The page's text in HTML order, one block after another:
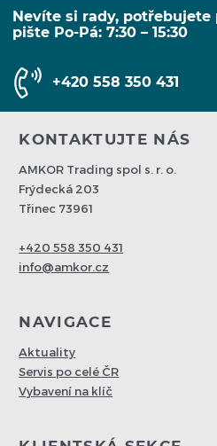
Nevíte si rady, potřebujete
pište Po-Pá: 7:30 – 15:30
+420 558 350 431
KONTAKTUJTE NÁS
AMKOR Trading spol s. r. o.
Frýdecká 203
Třinec 73961
+420 558 350 431
info@amkor.cz
NAVIGACE
Aktuality
Servis po celé ČR
Vybavení na klíč